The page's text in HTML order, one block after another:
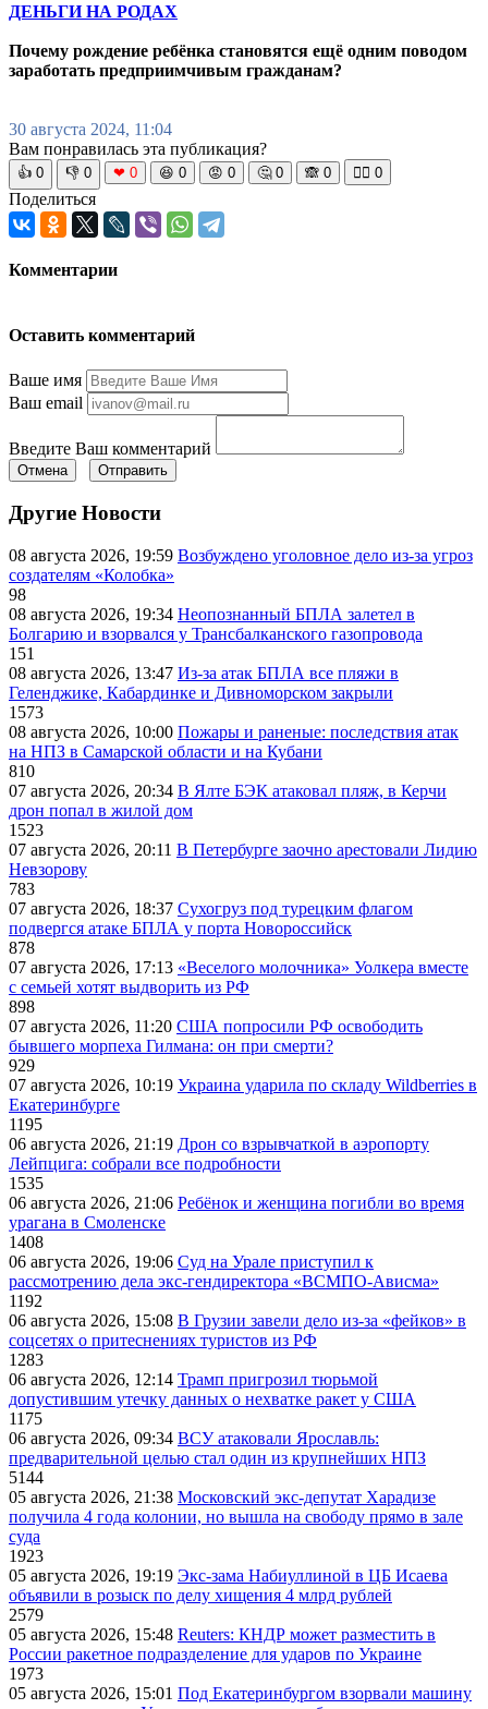
ДЕНЬГИ НА РОДАХ
Почему рождение ребёнка становятся ещё одним поводом
заработать предприимчивым гражданам?
30 августа 2024, 11:04
Вам понравилась эта публикация?
👍 0 👎 0 ❤ 0 😆 0 😡 0 🤔 0 🙈 0 🧘‍♀️ 0
Поделиться
Комментарии
Оставить комментарий
Ваше имя
Ваш email
Введите Ваш комментарий
Отмена Отправить
Другие Новости
08 августа 2026, 19:59 Возбуждено уголовное дело из-за угроз
создателям «Колобка»
98
08 августа 2026, 19:34 Неопознанный БПЛА залетел в
Болгарию и взорвался у Трансбалканского газопровода
151
08 августа 2026, 13:47 Из-за атак БПЛА все пляжи в
Геленджике, Кабардинке и Дивноморском закрыли
1573
08 августа 2026, 10:00 Пожары и раненые: последствия атак
на НПЗ в Самарской области и на Кубани
810
07 августа 2026, 20:34 В Ялте БЭК атаковал пляж, в Керчи
дрон попал в жилой дом
1523
07 августа 2026, 20:11 В Петербурге заочно арестовали Лидию
Невзорову
783
07 августа 2026, 18:37 Сухогруз под турецким флагом
подвергся атаке БПЛА у порта Новороссийск
878
07 августа 2026, 17:13 «Веселого молочника» Уолкера вместе
с семьей хотят выдворить из РФ
898
07 августа 2026, 11:20 США попросили РФ освободить
бывшего морпеха Гилмана: он при смерти?
929
07 августа 2026, 10:19 Украина ударила по складу Wildberries в
Екатеринбурге
1195
06 августа 2026, 21:19 Дрон со взрывчаткой в аэропорту
Лейпцига: собрали все подробности
1535
06 августа 2026, 21:06 Ребёнок и женщина погибли во время
урагана в Смоленске
1408
06 августа 2026, 19:06 Суд на Урале приступил к
рассмотрению дела экс-гендиректора «ВСМПО-Ависма»
1192
06 августа 2026, 15:08 В Грузии завели дело из-за «фейков» в
соцсетях о притеснениях туристов из РФ
1283
06 августа 2026, 12:14 Трамп пригрозил тюрьмой
допустившим утечку данных о нехватке ракет у США
1175
06 августа 2026, 09:34 ВСУ атаковали Ярославль:
предварительной целью стал один из крупнейших НПЗ
5144
05 августа 2026, 21:38 Московский экс-депутат Харадизе
получила 4 года колонии, но вышла на свободу прямо в зале
суда
1923
05 августа 2026, 19:19 Экс-зама Набиуллиной в ЦБ Исаева
объявили в розыск по делу хищения 4 млрд рублей
2579
05 августа 2026, 15:48 Reuters: КНДР может разместить в
России ракетное подразделение для ударов по Украине
1973
05 августа 2026, 15:01 Под Екатеринбургом взорвали машину